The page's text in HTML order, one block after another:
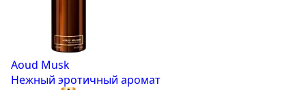
Aoud Musk
Нежный эротичный аромат